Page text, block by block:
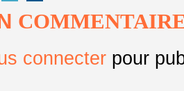
connecter pour